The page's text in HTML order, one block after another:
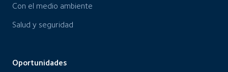
Con el medio ambiente
Salud y seguridad
Oportunidades